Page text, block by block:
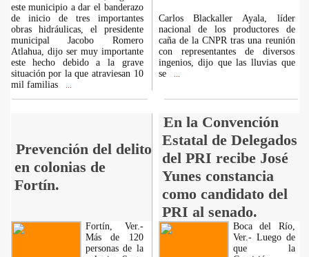
este municipio a dar el banderazo
de inicio de tres importantes
obras hidráulicas, el presidente
municipal Jacobo Romero
Atlahua, dijo ser muy importante
este hecho debido a la grave
situación por la que atraviesan 10
mil familias
Carlos Blackaller Ayala, líder
nacional de los productores de
caña de la CNPR tras una reunión
con representantes de diversos
ingenios, dijo que las lluvias que
se
Prevención del delito
en colonias de
Fortín.
En la Convención
Estatal de Delegados
del PRI recibe José
Yunes constancia
como candidato del
PRI al senado.
Fortín, Ver.-
Más de 120
personas de la
Boca del Río,
Ver.- Luego de
que la